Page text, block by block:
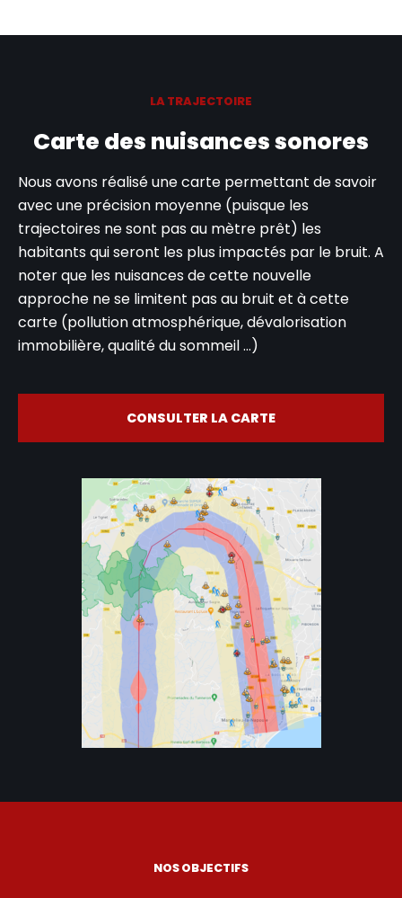
LA TRAJECTOIRE
Carte des nuisances sonores
Nous avons réalisé une carte permettant de savoir
avec une précision moyenne (puisque les
trajectoires ne sont pas au mètre prêt) les
habitants qui seront les plus impactés par le bruit. A
noter que les nuisances de cette nouvelle
approche ne se limitent pas au bruit et à cette
carte (pollution atmosphérique, dévalorisation
immobilière, qualité du sommeil …)
CONSULTER LA CARTE
NOS OBJECTIFS